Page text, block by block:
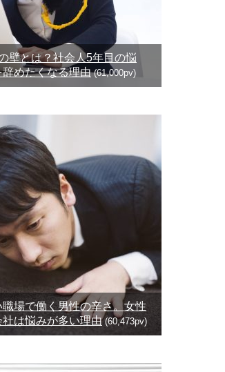
壁とは？社会人5年目の悩
めたくなる理由(61,000pv)
場で働く男性の辛さ。女性
社は悩みが多い理由(60,473pv)